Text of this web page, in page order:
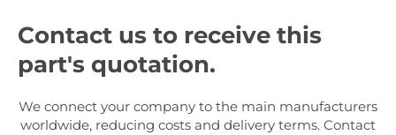
Contact us to receive this
part's quotation.
We connect your company to the main manufacturers
worldwide, reducing costs and delivery terms. Contact